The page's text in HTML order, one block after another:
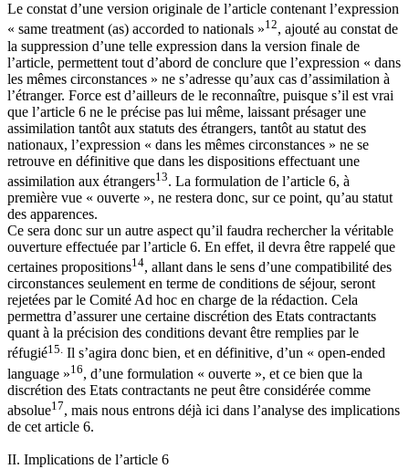
Le constat d’une version originale de l’article contenant l’expression
« same treatment (as) accorded to nationals »12, ajouté au constat de
la suppression d’une telle expression dans la version finale de
l’article, permettent tout d’abord de conclure que l’expression « dans
les mêmes circonstances » ne s’adresse qu’aux cas d’assimilation à
l’étranger. Force est d’ailleurs de le reconnaître, puisque s’il est vrai
que l’article 6 ne le précise pas lui même, laissant présager une
assimilation tantôt aux statuts des étrangers, tantôt au statut des
nationaux, l’expression « dans les mêmes circonstances » ne se
retrouve en définitive que dans les dispositions effectuant une
assimilation aux étrangers13. La formulation de l’article 6, à
première vue « ouverte », ne restera donc, sur ce point, qu’au statut
des apparences.
Ce sera donc sur un autre aspect qu’il faudra rechercher la véritable
ouverture effectuée par l’article 6. En effet, il devra être rappelé que
certaines propositions14, allant dans le sens d’une compatibilité des
circonstances seulement en terme de conditions de séjour, seront
rejetées par le Comité Ad hoc en charge de la rédaction. Cela
permettra d’assurer une certaine discrétion des Etats contractants
quant à la précision des conditions devant être remplies par le
réfugié15. Il s’agira donc bien, et en définitive, d’un « open-ended
language »16, d’une formulation « ouverte », et ce bien que la
discrétion des Etats contractants ne peut être considérée comme
absolue17, mais nous entrons déjà ici dans l’analyse des implications
de cet article 6.
II. Implications de l’article 6